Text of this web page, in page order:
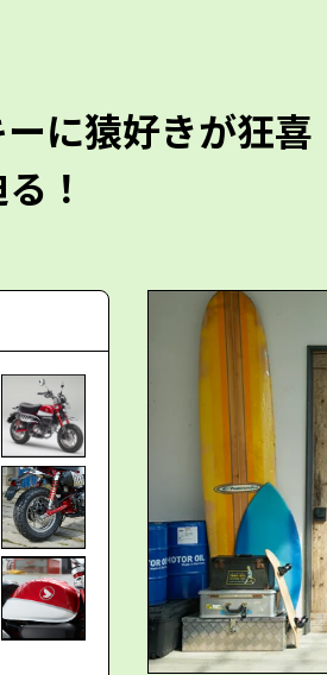
に猿好きが狂喜
！